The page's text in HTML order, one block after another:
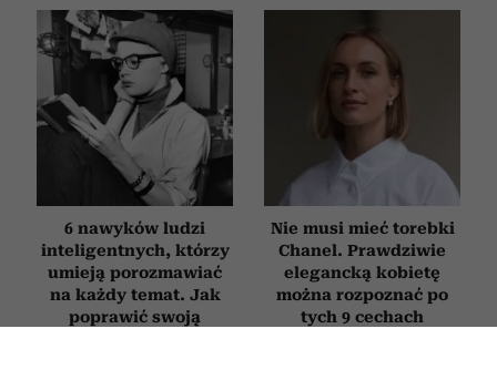
6 nawyków ludzi
inteligentnych, którzy
umieją porozmawiać
na każdy temat. Jak
poprawić swoją
Nie musi mieć torebki
Chanel. Prawdziwie
elegancką kobietę
można rozpoznać po
tych 9 cechach